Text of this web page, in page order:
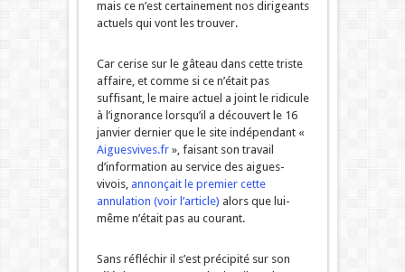
mais ce n’est certainement nos dirigeants
actuels qui vont les trouver.
Car cerise sur le gâteau dans cette triste
affaire, et comme si ce n’était pas
suffisant, le maire actuel a joint le ridicule
à l’ignorance lorsqu’il a découvert le 16
janvier dernier que le site indépendant «
Aiguesvives.fr», faisant son travail
d’information au service des aigues-
vivois, annonçait le premier cette
annulation (voir l’article) alors que lui-
même n’était pas au courant.
Sans réfléchir il s’est précipité sur son